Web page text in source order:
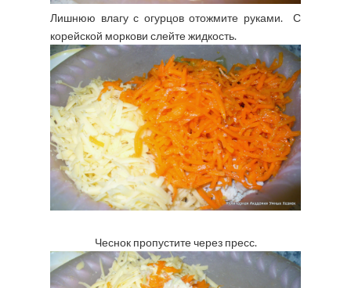
Лишнюю влагу с огурцов отожмите руками. С
корейской моркови слейте жидкость.
Чеснок пропустите через пресс.